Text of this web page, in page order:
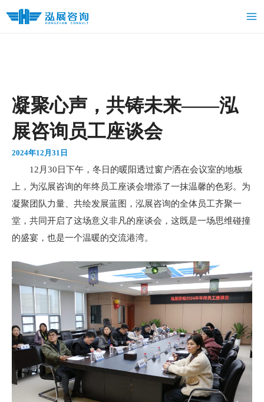
凝聚心声，共铸未来——泓
展咨询员工座谈会
2024年12月31日
12月30日下午，冬日的暖阳透过窗户洒在会议室的地板
上，为泓展咨询的年终员工座谈会增添了一抹温馨的色彩。为
凝聚团队力量、共绘发展蓝图，泓展咨询的全体员工齐聚一
堂，共同开启了这场意义非凡的座谈会，这既是一场思维碰撞
的盛宴，也是一个温暖的交流港湾。